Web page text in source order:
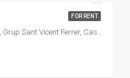
FOR RENT
Carrer d'Herrero / Calle Herrero, Grup Sant Vicent Ferrer, Castelló de la Plana, la Plana Alta, Castelló / Castellón, Comunitat Valenciana, 12002, España